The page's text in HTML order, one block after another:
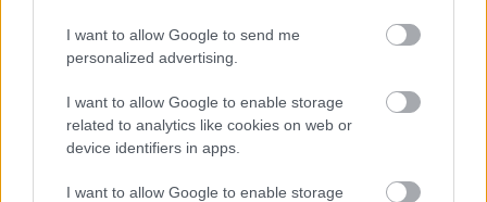
I want to allow Google to send me
personalized advertising.
I want to allow Google to enable storage
related to analytics like cookies on web or
device identifiers in apps.
I want to allow Google to enable storage